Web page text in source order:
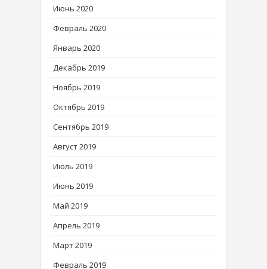
Июнь 2020
Февраль 2020
Январь 2020
Декабрь 2019
Ноябрь 2019
Октябрь 2019
Сентябрь 2019
Август 2019
Июль 2019
Июнь 2019
Май 2019
Апрель 2019
Март 2019
Февраль 2019